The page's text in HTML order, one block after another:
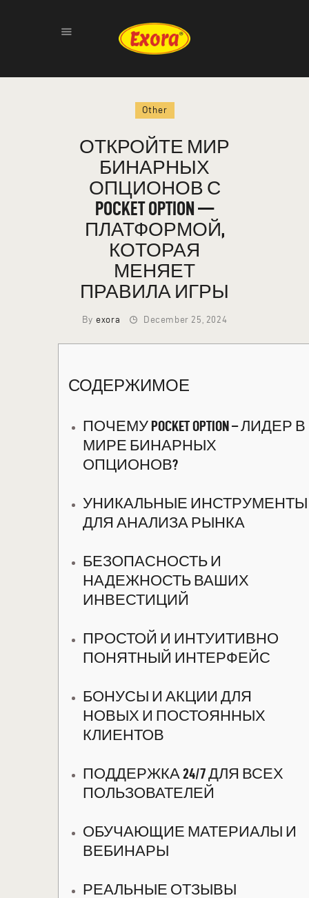
GALLERY
CONTACT
Other
ОТКРОЙТЕ МИР
БИНАРНЫХ
ОПЦИОНОВ С
POCKET OPTION —
ПЛАТФОРМОЙ,
КОТОРАЯ
МЕНЯЕТ
ПРАВИЛА ИГРЫ
By exora December 25, 2024
СОДЕРЖИМОЕ
ПОЧЕМУ POCKET OPTION – ЛИДЕР В
МИРЕ БИНАРНЫХ
ОПЦИОНОВ?
УНИКАЛЬНЫЕ ИНСТРУМЕНТЫ
ДЛЯ АНАЛИЗА РЫНКА
БЕЗОПАСНОСТЬ И
НАДЕЖНОСТЬ ВАШИХ
ИНВЕСТИЦИЙ
ПРОСТОЙ И ИНТУИТИВНО
ПОНЯТНЫЙ ИНТЕРФЕЙС
БОНУСЫ И АКЦИИ ДЛЯ
НОВЫХ И ПОСТОЯННЫХ
КЛИЕНТОВ
ПОДДЕРЖКА 24/7 ДЛЯ ВСЕХ
ПОЛЬЗОВАТЕЛЕЙ
ОБУЧАЮЩИЕ МАТЕРИАЛЫ И
ВЕБИНАРЫ
РЕАЛЬНЫЕ ОТЗЫВЫ